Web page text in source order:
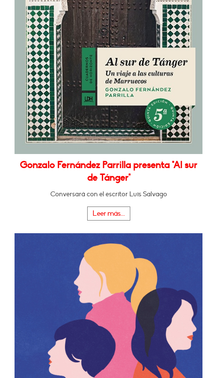
Gonzalo Fernández Parrilla presenta "Al sur
de Tánger"
Conversará con el escritor Luis Salvago
Leer más...